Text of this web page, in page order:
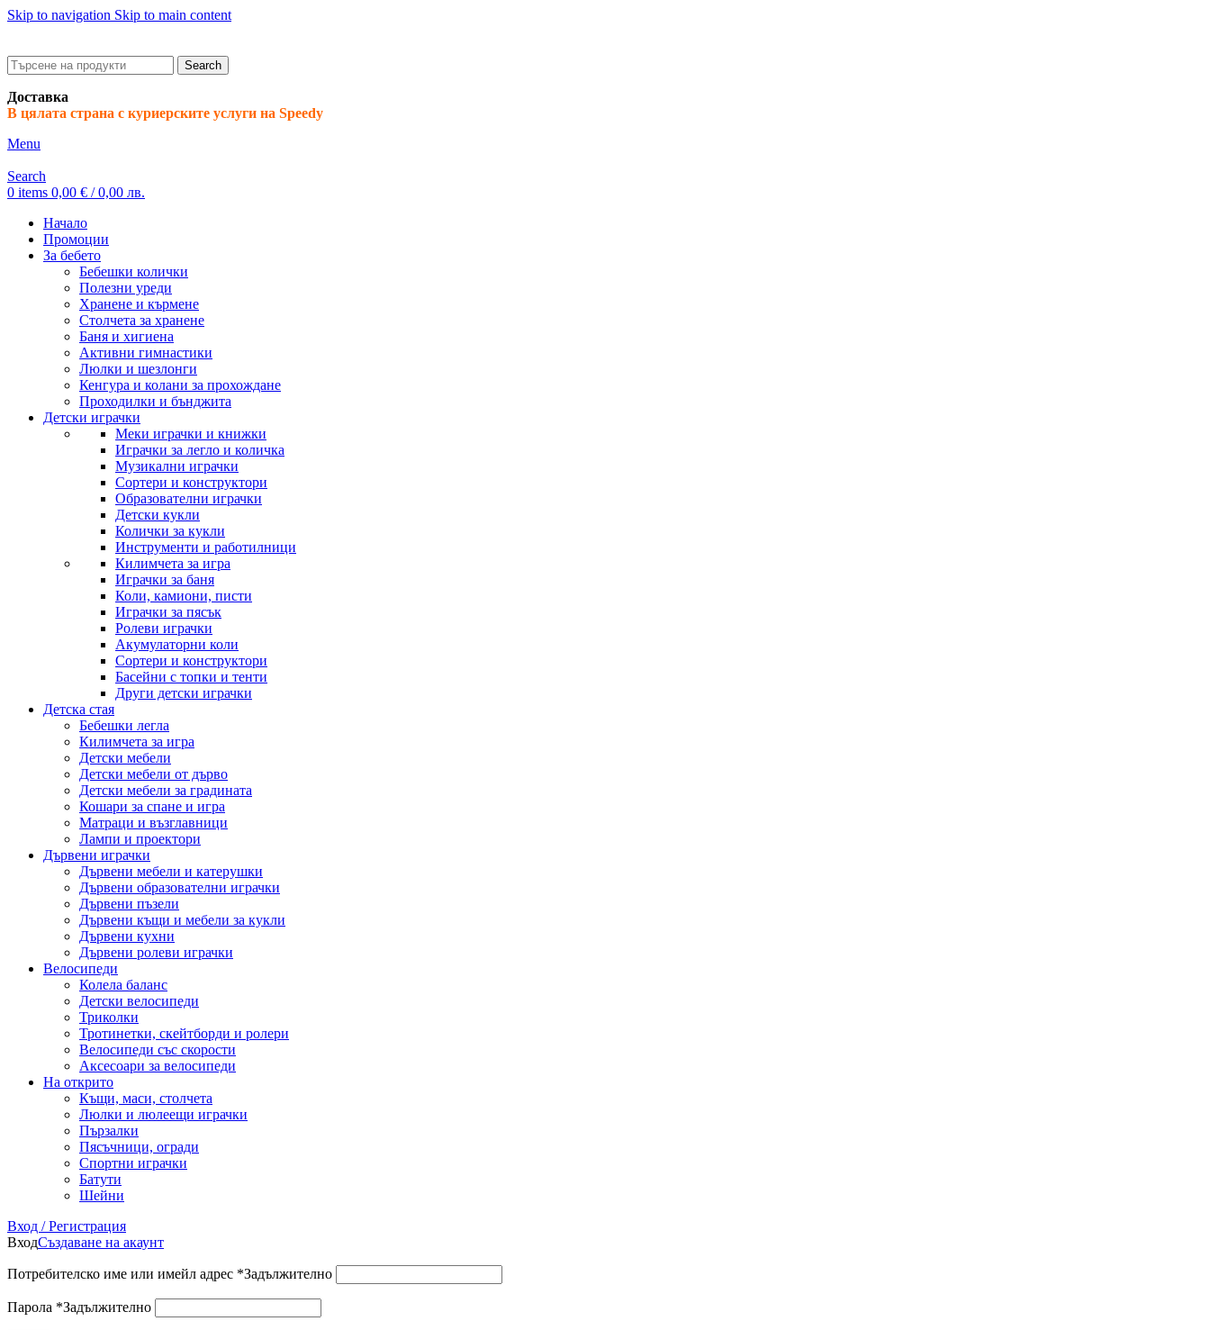
Skip to navigation Skip to main content
Search
Доставка
В цялата страна с куриерските услуги на Speedy
Menu
Search
0 items 0,00 € / 0,00 лв.
Начало
Промоции
За бебето
Бебешки колички
Полезни уреди
Хранене и кърмене
Столчета за хранене
Баня и хигиена
Активни гимнастики
Люлки и шезлонги
Кенгура и колани за прохождане
Проходилки и бънджита
Детски играчки
Меки играчки и книжки
Играчки за легло и количка
Музикални играчки
Сортери и конструктори
Образователни играчки
Детски кукли
Колички за кукли
Инструменти и работилници
Килимчета за игра
Играчки за баня
Коли, камиони, писти
Играчки за пясък
Ролеви играчки
Акумулаторни коли
Сортери и конструктори
Басейни с топки и тенти
Други детски играчки
Детска стая
Бебешки легла
Килимчета за игра
Детски мебели
Детски мебели от дърво
Детски мебели за градината
Кошари за спане и игра
Матраци и възглавници
Лампи и проектори
Дървени играчки
Дървени мебели и катерушки
Дървени образователни играчки
Дървени пъзели
Дървени къщи и мебели за кукли
Дървени кухни
Дървени ролеви играчки
Велосипеди
Колела баланс
Детски велосипеди
Триколки
Тротинетки, скейтборди и ролери
Велосипеди със скорости
Аксесоари за велосипеди
На открито
Къщи, маси, столчета
Люлки и люлеещи играчки
Пързалки
Пясъчници, огради
Спортни играчки
Батути
Шейни
Вход / Регистрация
ВходСъздаване на акаунт
Потребителско име или имейл адрес *Задължително
Парола *Задължително